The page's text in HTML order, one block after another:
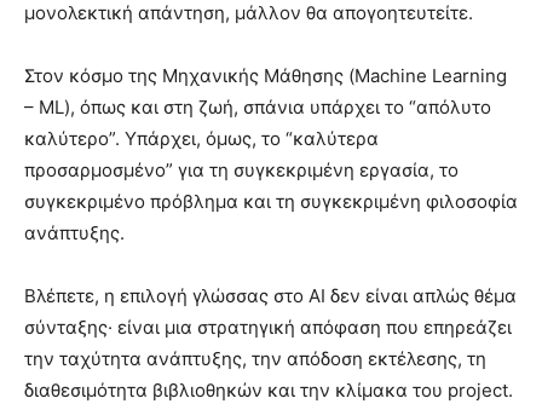
μονολεκτική απάντηση, μάλλον θα απογοητευτείτε.
Στον κόσμο της Μηχανικής Μάθησης (Machine Learning
– ML), όπως και στη ζωή, σπάνια υπάρχει το “απόλυτο
καλύτερο”. Υπάρχει, όμως, το “καλύτερα
προσαρμοσμένο” για τη συγκεκριμένη εργασία, το
συγκεκριμένο πρόβλημα και τη συγκεκριμένη φιλοσοφία
ανάπτυξης.
Βλέπετε, η επιλογή γλώσσας στο AI δεν είναι απλώς θέμα
σύνταξης· είναι μια στρατηγική απόφαση που επηρεάζει
την ταχύτητα ανάπτυξης, την απόδοση εκτέλεσης, τη
διαθεσιμότητα βιβλιοθηκών και την κλίμακα του project.